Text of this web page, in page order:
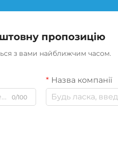
пропозицію
з вами найближчим часом.
0/100
Назва компанії